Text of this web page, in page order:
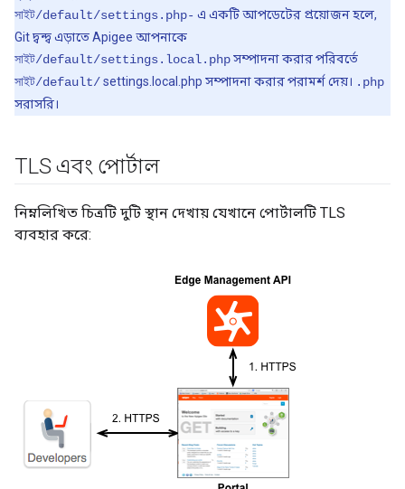
সাইট/default/settings.php- এ একটি আপডেটের প্রয়োজন হলে,
Git দ্বন্দ্ব এড়াতে Apigee আপনাকে
সাইট/default/settings.local.phpসম্পাদনা করার পরিবর্তে
সাইট/default/settings.local.php সম্পাদনা করার পরামর্শ দেয়। .php
সরাসরি।
TLS এবং পোর্টাল
নিম্নলিখিত চিত্রটি দুটি স্থান দেখায় যেখানে পোর্টালটি TLS
ব্যবহার করে: